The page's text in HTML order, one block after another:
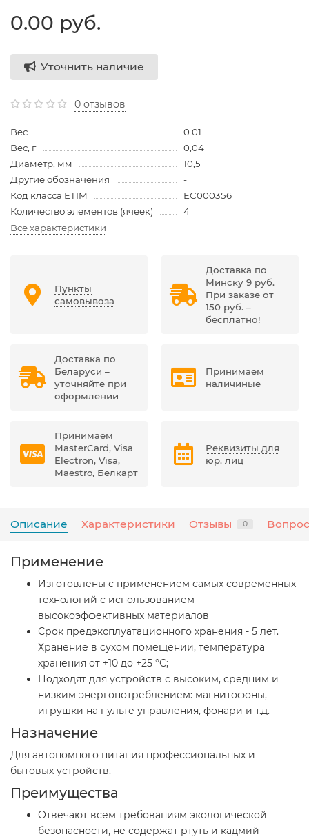
0.00 руб.
Уточнить наличие
0 отзывов
Вес
0.01
Вес, г
0,04
Диаметр, мм
10,5
Другие обозначения
-
Код класса ETIM
EC000356
Количество элементов (ячеек)
4
Все характеристики
Пункты
самовывоза
Доставка по
Минску 9 руб.
При заказе от
150 руб. –
бесплатно!
Доставка по
Беларуси –
уточняйте при
оформлении
Принимаем
наличиные
Принимаем
MasterCard, Visa
Electron, Visa,
Maestro, Белкарт
Реквизиты для
юр. лиц
Описание Характеристики Отзывы 0
Применение
Изготовлены с применением самых современных
технологий с использованием
высокоэффективных материалов
Срок предэксплуатационного хранения - 5 лет.
Хранение в сухом помещении, температура
хранения от +10 до +25 °С;
Подходят для устройств с высоким, средним и
низким энергопотреблением: магнитофоны,
игрушки на пульте управления, фонари и т.д.
Назначение
Для автономного питания профессиональных и
бытовых устройств.
Преимущества
Отвечают всем требованиям экологической
безопасности, не содержат ртуть и кадмий